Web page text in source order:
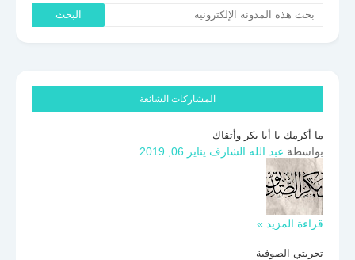
المشاركات الشائعة
ما أكرمك يا أبا بكر وأتقاك
بواسطة عبد الله الشارف يناير 06, 2019
قراءة المزيد »
تجربتي الصوفية